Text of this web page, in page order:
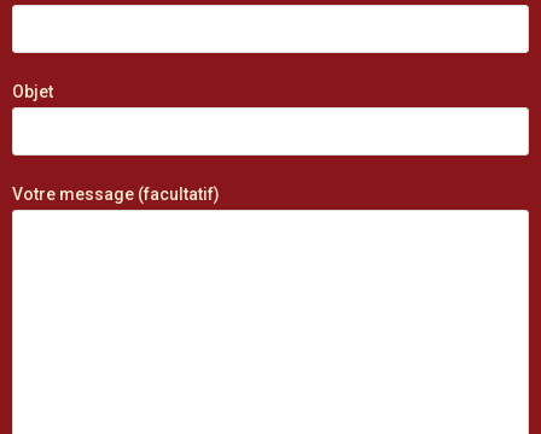
Objet
Votre message (facultatif)